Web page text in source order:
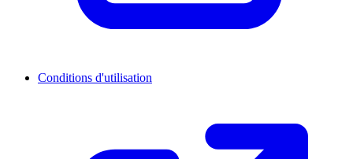
Conditions d'utilisation